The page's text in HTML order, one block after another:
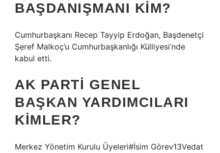
BAŞDANIŞMANI KIM?
Cumhurbaşkanı Recep Tayyip Erdoğan, Başdenetçi
Şeref Malkoç’u Cumhurbaşkanlığı Külliyesi’nde
kabul etti.
AK PARTI GENEL
BAŞKAN YARDIMCILARI
KIMLER?
Merkez Yönetim Kurulu Üyeleri#İsim Görev13Vedat